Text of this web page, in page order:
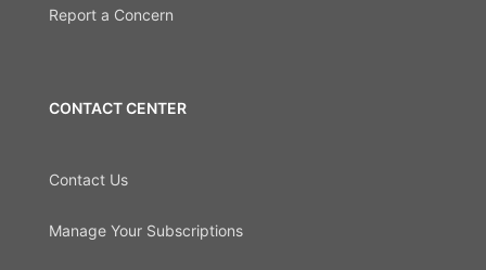
Report a Concern
CONTACT CENTER
Contact Us
Manage Your Subscriptions